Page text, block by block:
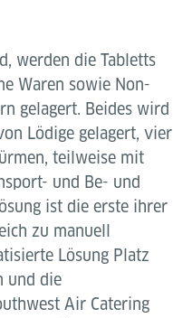
werden die Tabletts
Waren sowie Non-
gelagert. Beides wird
Lödige gelagert, vier
teilweise mit
und Be- und
ist die erste ihrer
zu manuell
Lösung Platz
und die
Air Catering